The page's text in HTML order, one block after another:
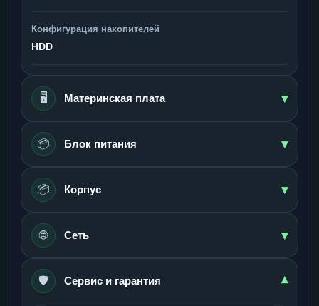
Конфигурация накопителей
HDD
🖥️ Материнская плата ▾
📦 Блок питания ▾
📦 Корпус ▾
🌐 Сеть ▾
🛡️ Сервис и гарантия ▾